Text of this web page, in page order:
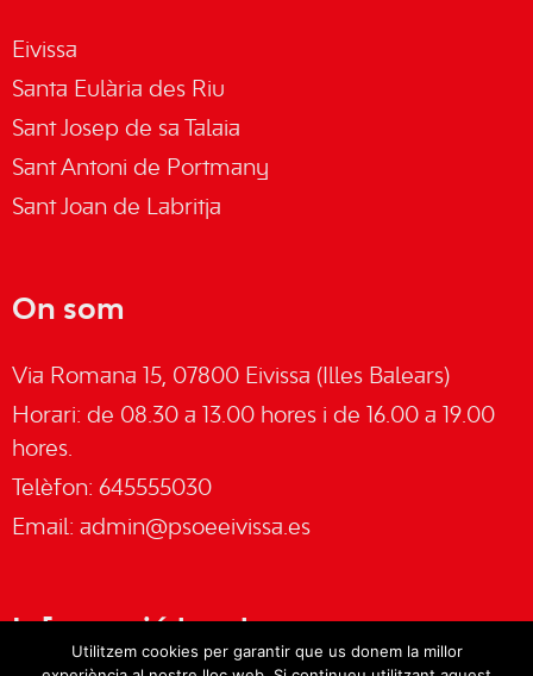
Eivissa
Santa Eulària des Riu
Sant Josep de sa Talaia
Sant Antoni de Portmany
Sant Joan de Labritja
On som
Via Romana 15, 07800 Eivissa (Illes Balears)
Horari: de 08.30 a 13.00 hores i de 16.00 a 19.00
hores.
Telèfon: 645555030
Email: admin@psoeeivissa.es
Informació legal
Utilitzem cookies per garantir que us donem la millor